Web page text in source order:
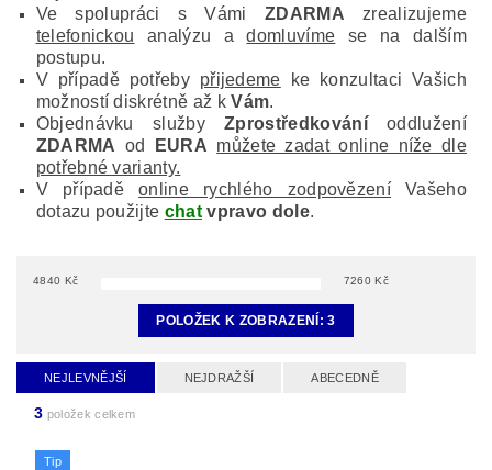
Ve spolupráci s Vámi ZDARMA zrealizujeme
telefonickou analýzu adomluvíme se na dalším
postupu.
V případě potřeby přijedeme ke konzultaci Vašich
možností diskrétně až kVám.
Objednávku služby
Zprostředkováníoddlužení
ZDARMA od EURA můžete zadat online níže dle
potřebné varianty.
V případěonline rychlého zodpovězení Vašeho
dotazu použijte chatvpravo dole.
4840 Kč 7260 Kč
POLOŽEK K ZOBRAZENÍ:3
NEJLEVNĚJŠÍ NEJDRAŽŠÍ ABECEDNĚ
3 položek celkem
Tip